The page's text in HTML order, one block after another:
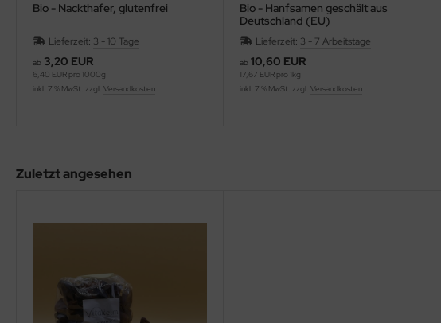
Bio - Nackthafer, glutenfrei
Lieferzeit: 3 - 10 Tage
ab 3,20 EUR
6,40 EUR pro 1000g
inkl. 7 % MwSt. zzgl. Versandkosten
Bio - Hanfsamen geschält aus
Deutschland (EU)
Lieferzeit: 3 - 7 Arbeitstage
ab 10,60 EUR
17,67 EUR pro 1kg
inkl. 7 % MwSt. zzgl.Versandkosten
Zuletzt angesehen